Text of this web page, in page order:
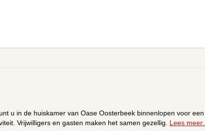
u in de huiskamer van Oase Oosterbeek binnenlopen voor
Vrijwilligers en gasten maken het samen gezellig. Lees meer..